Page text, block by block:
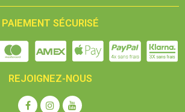
PAIEMENT SÉCURISÉ
REJOIGNEZ-NOUS